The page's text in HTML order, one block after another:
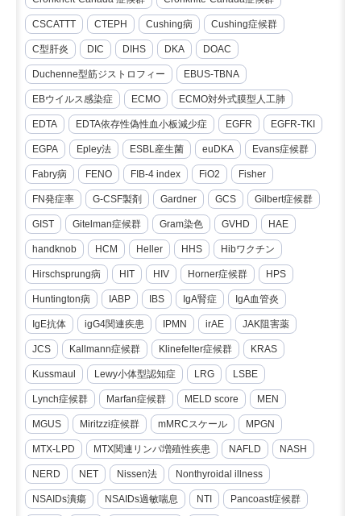
CSCATTT CTEPH Cushing病 Cushing症候群
C型肝炎 DIC DIHS DKA DOAC
Duchenne型筋ジストロフィー EBUS-TBNA
EBウイルス感染症 ECMO ECMO対外式膜型人工肺
EDTA EDTA依存性偽性血小板減少症 EGFR EGFR-TKI
EGPA Epley法 ESBL産生菌 euDKA Evans症候群
Fabry病 FENO FIB-4 index FiO2 Fisher
FN発症率 G-CSF製剤 Gardner GCS Gilbert症候群
GIST Gitelman症候群 Gram染色 GVHD HAE
handknob HCM Heller HHS Hibワクチン
Hirschsprung病 HIT HIV Horner症候群 HPS
Huntington病 IABP IBS IgA腎症 IgA血管炎
IgE抗体 igG4関連疾患 IPMN irAE JAK阻害薬
JCS Kallmann症候群 Klinefelter症候群 KRAS
Kussmaul Lewy小体型認知症 LRG LSBE
Lynch症候群 Marfan症候群 MELD score MEN
MGUS Miritzzi症候群 mMRCスケール MPGN
MTX-LPD MTX関連リンパ増殖性疾患 NAFLD NASH
NERD NET Nissen法 Nonthyroidal illness
NSAIDs潰瘍 NSAIDs過敏喘息 NTI Pancoast症候群